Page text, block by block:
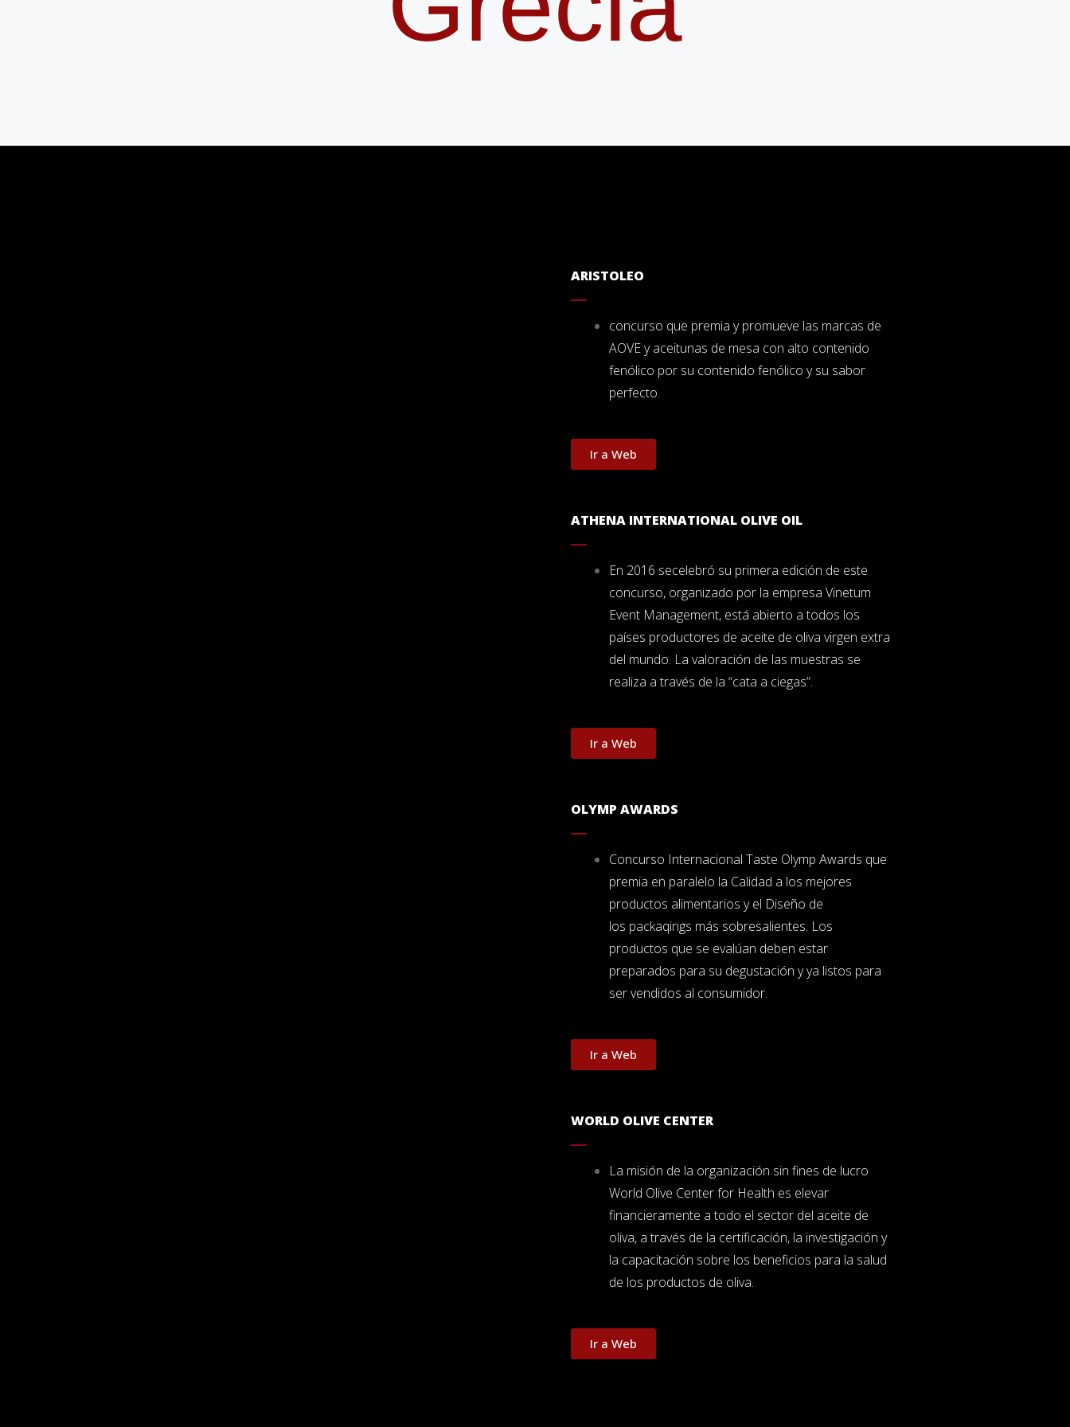
ARISTOLEO
concurso que premia y promueve las marcas de
AOVE y aceitunas de mesa con alto contenido
fenólico por su contenido fenólico y su sabor
perfecto.
Ir a Web
ATHENA INTERNATIONAL OLIVE OIL
En 2016 secelebró su primera edición de este
concurso, organizado por la empresa Vinetum
Event Management, está abierto a todos los
países productores de aceite de oliva virgen extra
del mundo. La valoración de las muestras se
realiza a través de la “cata a ciegas”.
Ir a Web
OLYMP AWARDS
Concurso Internacional Taste Olymp Awards que
premia en paralelo la Calidad a los mejores
productos alimentarios y el Diseño de
los packaqings más sobresalientes. Los
productos que se evalúan deben estar
preparados para su degustación y ya listos para
ser vendidos al consumidor.
Ir a Web
WORLD OLIVE CENTER
La misión de la organización sin fines de lucro
World Olive Center for Health es elevar
financieramente a todo el sector del aceite de
oliva, a través de la certificación, la investigación y
la capacitación sobre los beneficios para la salud
de los productos de oliva.
Ir a Web